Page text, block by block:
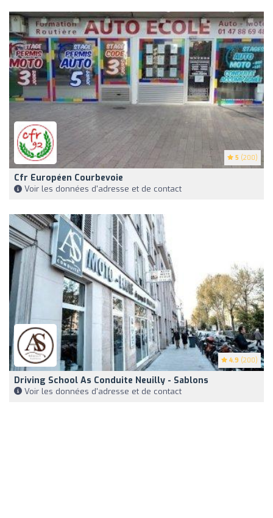
5 (200)
Cfr Européen Courbevoie
Voir les données d'adresse et de contact
4.9 (200)
Driving School As Conduite Neuilly - Sablons
Voir les données d'adresse et de contact